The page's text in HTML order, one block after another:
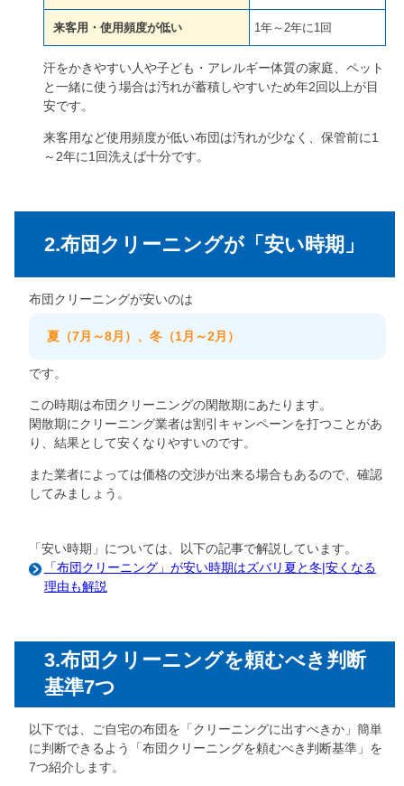
来客用・使用頻度が低い 1年～2年に1回
汗をかきやすい人や子ども・アレルギー体質の家庭、ペット
と一緒に使う場合は汚れが蓄積しやすいため年2回以上が目
安です。
来客用など使用頻度が低い布団は汚れが少なく、保管前に1
～2年に1回洗えば十分です。
2.布団クリーニングが「安い時期」
布団クリーニングが安いのは
夏（7月～8月）、冬（1月～2月）
です。
この時期は布団クリーニングの閑散期にあたります。
閑散期にクリーニング業者は割引キャンペーンを打つことがあ
り、結果として安くなりやすいのです。
また業者によっては価格の交渉が出来る場合もあるので、確認
してみましょう。
「安い時期」については、以下の記事で解説しています。
「布団クリーニング」が安い時期はズバリ夏と冬|安くなる
理由も解説
3.布団クリーニングを頼むべき判断
基準7つ
以下では、ご自宅の布団を「クリーニングに出すべきか」簡単
に判断できるよう「布団クリーニングを頼むべき判断基準」を
7つ紹介します。